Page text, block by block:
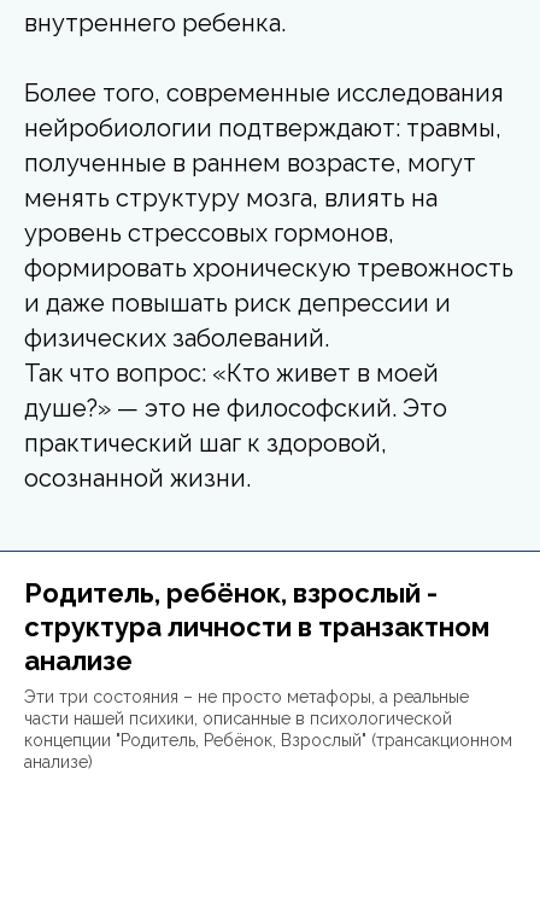
внутреннего ребенка.
Более того, современные исследования
нейробиологии подтверждают: травмы,
полученные в раннем возрасте, могут
менять структуру мозга, влиять на
уровень стрессовых гормонов,
формировать хроническую тревожность
и даже повышать риск депрессии и
физических заболеваний.
Так что вопрос: «Кто живет в моей
душе?» — это не философский. Это
практический шаг к здоровой,
осознанной жизни.
Родитель, ребёнок, взрослый -
структура личности в транзактном
анализе
Эти три состояния – не просто метафоры, а реальные
части нашей психики, описанные в психологической
концепции "Родитель, Ребёнок, Взрослый" (трансакционном
анализе)